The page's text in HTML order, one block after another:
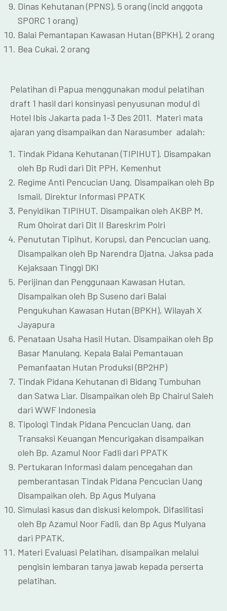
Dinas Kehutanan (PPNS), 5 orang (incld anggota
SPORC 1 orang)
Balai Pemantapan Kawasan Hutan (BPKH), 2 orang
Bea Cukai, 2 orang
Pelatihan di Papua menggunakan modul pelatihan
draft 1 hasil dari konsinyasi penyusunan modul di
Hotel Ibis Jakarta pada 1-3 Des 2011. Materi mata
ajaran yang disampaikan dan Narasumber adalah:
Tindak Pidana Kehutanan (TIPIHUT). Disampakan
oleh Bp Rudi dari Dit PPH, Kemenhut
Regime Anti Pencucian Uang. Disampaikan oleh Bp
Ismail, Direktur Informasi PPATK
Penyidikan TIPIHUT. Disampaikan oleh AKBP M.
Rum Ohoirat dari Dit II Bareskrim Polri
Penututan Tipihut, Korupsi, dan Pencucian uang.
Disampaikan oleh Bp Narendra Djatna, Jaksa pada
Kejaksaan Tinggi DKI
Perijinan dan Penggunaan Kawasan Hutan.
Disampaikan oleh Bp Suseno dari Balai
Pengukuhan Kawasan Hutan (BPKH), Wilayah X
Jayapura
Penataan Usaha Hasil Hutan. Disampaikan oleh Bp
Basar Manulang. Kepala Balai Pemantauan
Pemanfaatan Hutan Produksi (BP2HP)
Tindak Pidana Kehutanan di Bidang Tumbuhan
dan Satwa Liar. Disampaikan oleh Bp Chairul Saleh
dari WWF Indonesia
Tipologi Tindak Pidana Pencucian Uang, dan
Transaksi Keuangan Mencurigakan disampaikan
oleh Bp. Azamul Noor Fadli dari PPATK
Pertukaran Informasi dalam pencegahan dan
pemberantasan Tindak Pidana Pencucian Uang
Disampaikan oleh. Bp Agus Mulyana
Simulasi kasus dan diskusi kelompok. Difasilitasi
oleh Bp Azamul Noor Fadli, dan Bp Agus Mulyana
dari PPATK.
Materi Evaluasi Pelatihan, disampaikan melalui
pengisin lembaran tanya jawab kepada perserta
pelatihan.